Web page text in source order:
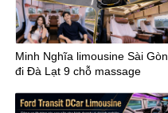
Minh Nghĩa limousine Sài Gòn
đi Đà Lạt 9 chỗ massage